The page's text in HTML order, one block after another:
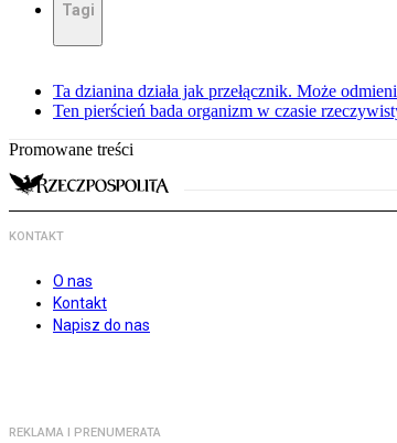
Tagi
Ta dzianina działa jak przełącznik. Może
Ten pierścień bada organizm w czasie
Promowane treści
KONTAKT
O nas
Kontakt
Napisz do nas
REKLAMA I PRENUMERATA